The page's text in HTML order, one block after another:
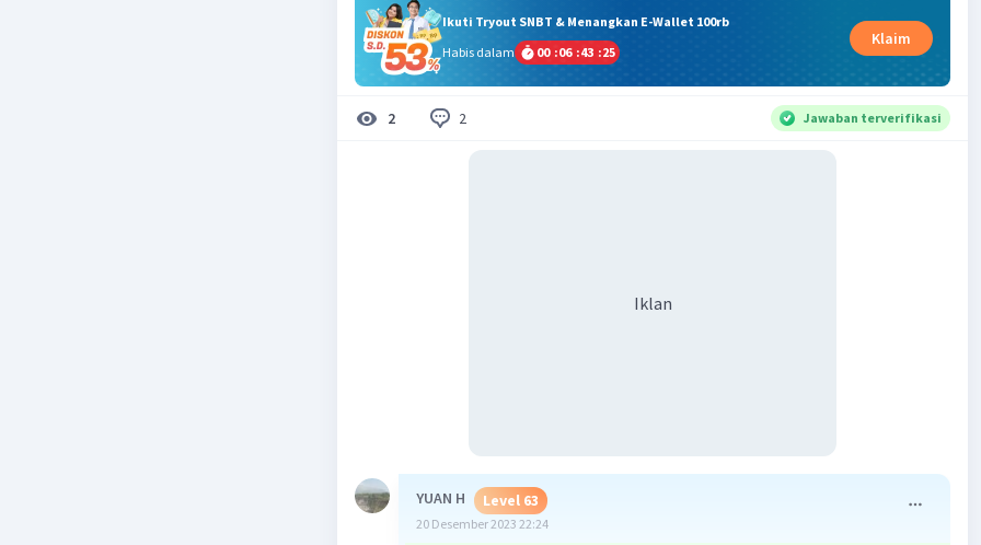
Ikuti Tryout SNBT & Menangkan E-Wallet 100rb
Habis dalam
00 :06 :43 :24
Klaim
2 2 Jawaban terverifikasi
Iklan
YUAN H Level 63
20 Desember 2023 22:24